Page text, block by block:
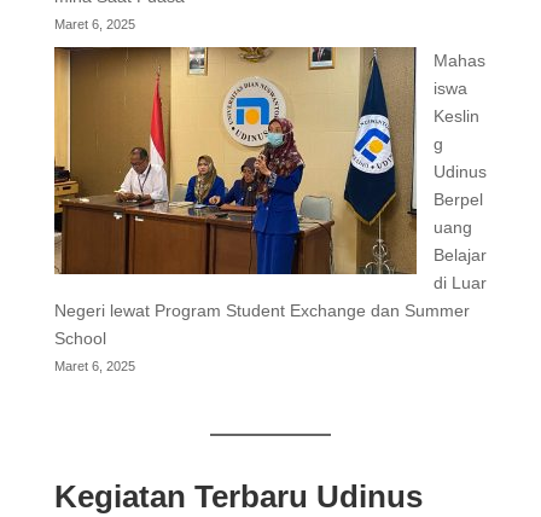
Maret 6, 2025
Mahas
iswa
Keslin
g
Udinus
Berpel
uang
Belajar
di Luar
Negeri lewat Program Student Exchange dan Summer
School
Maret 6, 2025
Kegiatan Terbaru Udinus